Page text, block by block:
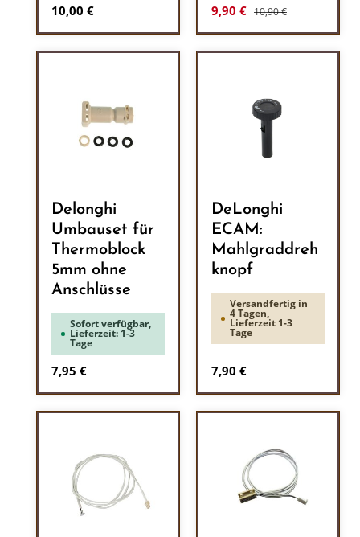
Regulärer Preis:
10,00 € Verkaufspreis:
9,90 € Regulärer Preis:
10,90 €
Delonghi
Umbauset für
Thermoblock
5mm ohne
Anschlüsse
Sofort verfügbar,
Lieferzeit: 1-3
Tage
Regulärer Preis:
7,95 €
DeLonghi
ECAM:
Mahlgraddreh
knopf
Versandfertig in
4 Tagen,
Lieferzeit 1-3
Tage
Regulärer Preis:
7,90 €